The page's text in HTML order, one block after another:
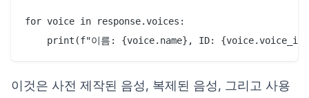
for voice in response.voices:
이것은 사전 제작된 음성, 복제된 음성, 그리고 사용